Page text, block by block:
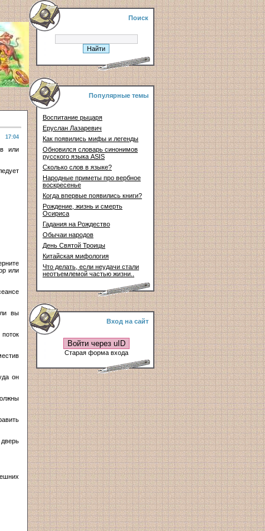
17:04
или
или
вы
он
Поиск
Популярные темы
Воспитание рыцаря
Еруслан Лазаревич
Как появились мифы и легенды
Обновился словарь синонимов
русского языка ASIS
Сколько слов в языке?
Народные приметы про вербное
воскресенье
Когда впервые появились книги?
Рождение, жизнь и смерть
Осириса
Гадания на Рождество
Обычаи народов
День Святой Троицы
Китайская мифология
Что делать, если неудачи стали
неотъемлемой частью жизни..
Вход на сайт
Войти через uID
Старая форма входа